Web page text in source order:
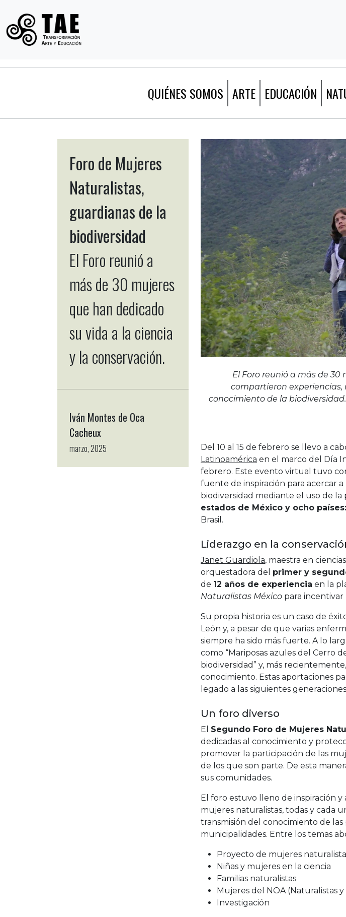
QUIÉNES SOMOS ARTE EDUCACIÓN
Foro de Mujeres
Naturalistas,
guardianas de la
biodiversidad
El Foro reunió a
más de 30 mujeres
que han dedicado
su vida a la ciencia
y la conservación.
Iván Montes de Oca
Cacheux
marzo, 2025
El Foro reunió a más de 30
compartieron
conocimiento de la
Del 10 al 15 de febrero se llevo a
Latinoamérica en el marco del Día
febrero. Este evento virtual tuvo
fuente de inspiración para acercar
biodiversidad mediante el uso de la
estados de México y ocho países:
Brasil.
Liderazgo en la
Janet Guardiola, maestra en
orquestadora del primer y
de 12 años de experiencia en la
Naturalistas México para
Su propia historia es un caso de
León y, a pesar de que varias
siempre ha sido más fuerte. A lo
como “Mariposas azules del Cerro
biodiversidad” y, más
conocimiento. Estas aportaciones
legado a las siguientes
Un foro diverso
El Segundo Foro de Mujeres
dedicadas al conocimiento y
promover la participación de las
de los que son parte. De esta
sus comunidades.
El foro estuvo lleno de inspiración y
mujeres naturalistas, todas y cada
transmisión del conocimiento de las
municipalidades. Entre los temas
Proyecto de mujeres
Niñas y mujeres en la ciencia
Familias naturalistas
Mujeres del NOA (Naturalistas y
Investigación